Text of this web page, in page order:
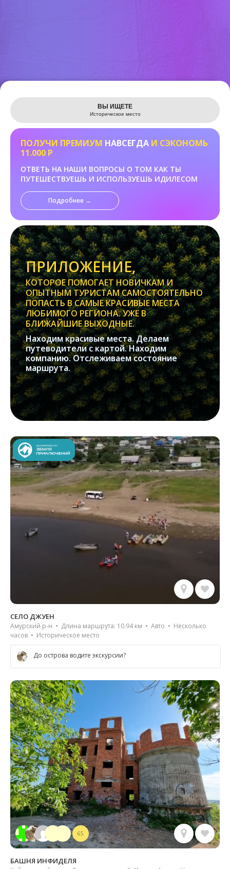
Leaflet
ВЫ ИЩЕТЕ
Историческое место
ПОЛУЧИ ПРЕМИУМ НАВСЕГДА И СЭКОНОМЬ
11.000 Р
ОТВЕТЬ НА НАШИ ВОПРОСЫ О ТОМ КАК ТЫ
ПУТЕШЕСТВУЕШЬ И ИСПОЛЬЗУЕШЬ ИДИЛЕСОМ
Подробнее →
ПРИЛОЖЕНИЕ,
КОТОРОЕ ПОМОГАЕТ НОВИЧКАМ И
ОПЫТНЫМ ТУРИСТАМ САМОСТОЯТЕЛЬНО
ПОПАСТЬ В САМЫЕ КРАСИВЫЕ МЕСТА
ЛЮБИМОГО РЕГИОНА. УЖЕ В
БЛИЖАЙШИЕ ВЫХОДНЫЕ.
Находим красивые места. Делаем
путеводители с картой. Находим
компанию. Отслеживаем состояние
маршрута.
СЕЛО ДЖУЕН
Амурский р-н • Длина маршрута: 10.94 км • Авто • Несколько
часов • Историческое место
До острова водите экскурсии?
65
БАШНЯ ИНФИДЕЛЯ